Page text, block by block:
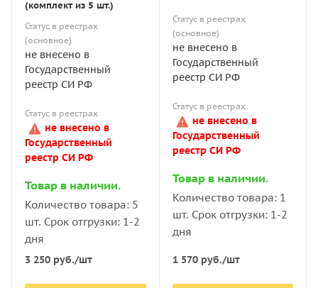
(комплект из 5 шт.)
Статус в реестрах
(основное)
не внесено в
Государственный
реестр СИ РФ
Статус в реестрах
не внесено в
Государственный
реестр СИ РФ
Товар в наличии.
Количество товара: 5
шт. Срок отгрузки: 1-2
дня
3 250 руб./шт
Статус в реестрах
(основное)
не внесено в
Государственный
реестр СИ РФ
Статус в реестрах
не внесено в
Государственный
реестр СИ РФ
Товар в наличии.
Количество товара: 1
шт. Срок отгрузки: 1-2
дня
1 570руб./шт